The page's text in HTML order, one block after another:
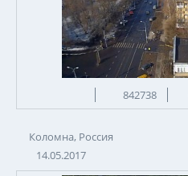
842738
Коломна, Россия
14.05.2017